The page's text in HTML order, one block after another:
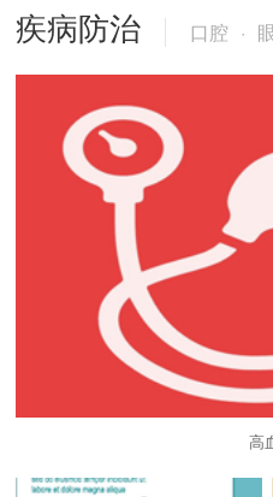
疾病防治 口腔 ·
高